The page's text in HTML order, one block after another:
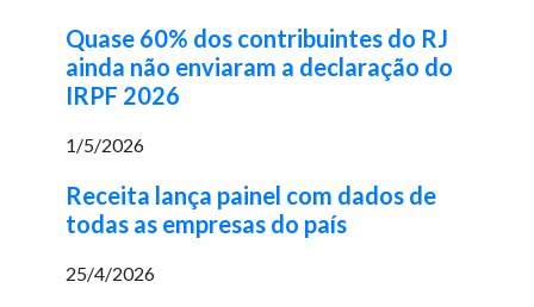
Quase 60% dos contribuintes do RJ
ainda não enviaram a declaração do
IRPF 2026
1/5/2026
Receita lança painel com dados de
todas as empresas do país
25/4/2026